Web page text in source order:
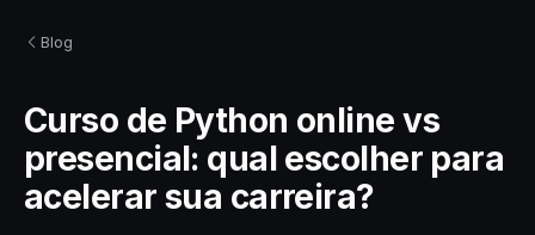
Blog
Curso de Python online vs
presencial: qual escolher para
acelerar sua carreira?